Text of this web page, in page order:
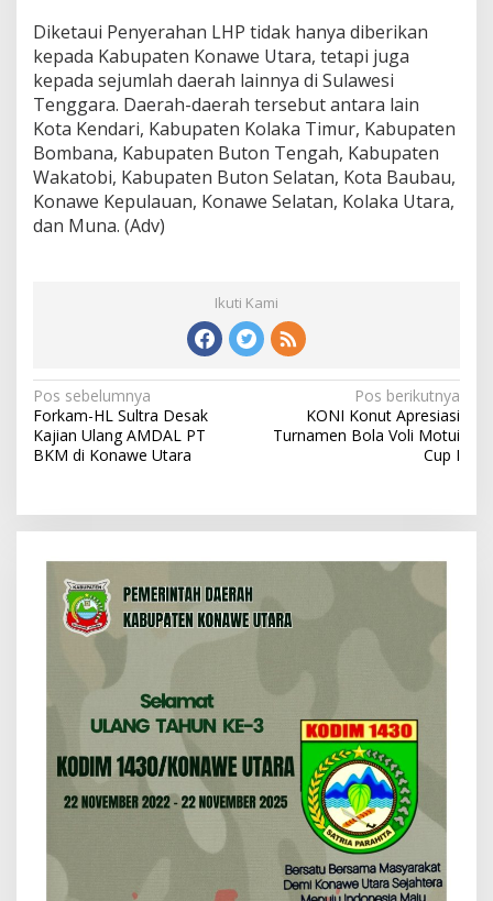
Diketaui Penyerahan LHP tidak hanya diberikan
kepada Kabupaten Konawe Utara, tetapi juga
kepada sejumlah daerah lainnya di Sulawesi
Tenggara. Daerah-daerah tersebut antara lain
Kota Kendari, Kabupaten Kolaka Timur, Kabupaten
Bombana, Kabupaten Buton Tengah, Kabupaten
Wakatobi, Kabupaten Buton Selatan, Kota Baubau,
Konawe Kepulauan, Konawe Selatan, Kolaka Utara,
dan Muna. (Adv)
Ikuti Kami
N
a
v
g
a
s
Pos sebelumnya
Forkam-HL Sultra Desak
Kajian Ulang AMDAL PT
BKM di Konawe Utara
Pos berikutnya
KONI Konut Apresiasi
Turnamen Bola Voli Motui
Cup I